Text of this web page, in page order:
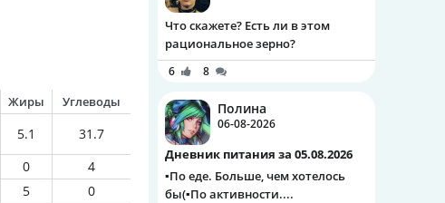
Жиры Углеводы
5.1
31.7
0
4
5
0
Что скажете? Есть ли в этом
рациональное зерно?
6 8
Полина
06-08-2026
Дневник питания за 05.08.2026
▪️По еде. Больше, чем хотелось
бы(▪️По активности....